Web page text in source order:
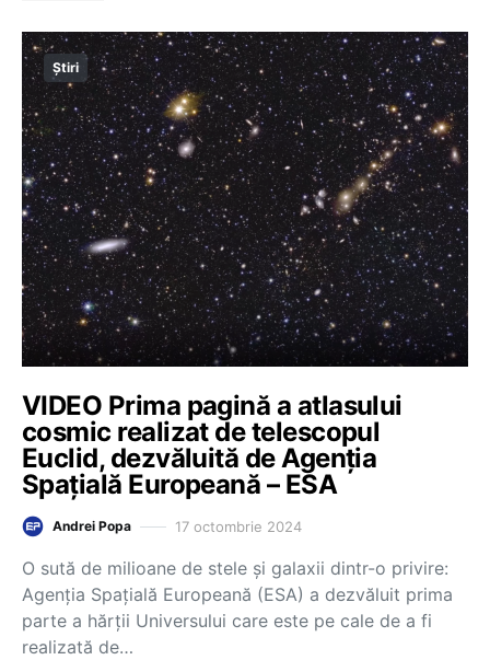
Știri
VIDEO Prima pagină a atlasului
cosmic realizat de telescopul
Euclid, dezvăluită de Agenția
Spațială Europeană – ESA
Andrei Popa 17 octombrie 2024
O sută de milioane de stele şi galaxii dintr-o privire:
Agenţia Spaţială Europeană (ESA) a dezvăluit prima
parte a hărţii Universului care este pe cale de a fi
realizată de…